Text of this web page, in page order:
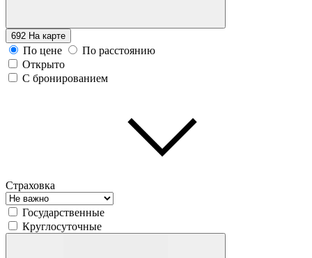
692 На карте
По цене
По расстоянию
Открыто
С бронированием
Страховка
Государственные
Круглосуточные